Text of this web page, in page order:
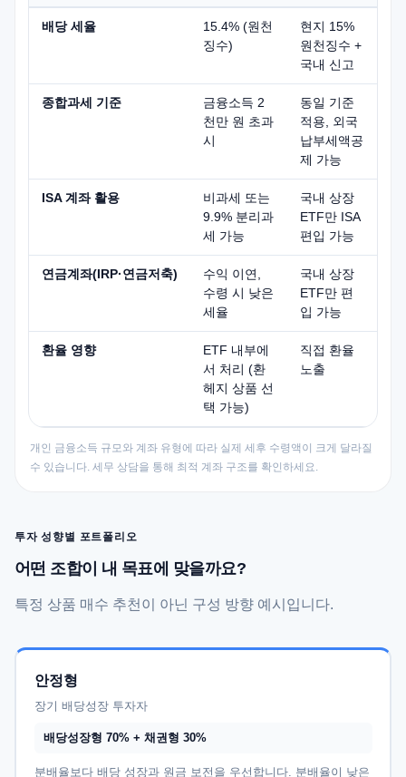
배당 세율
15.4% (원천
징수)
현지 15%
원천징수 +
국내 신고
종합과세 기준
금융소득 2
천만 원 초과
시
동일 기준
적용, 외국
납부세액공
제 가능
ISA 계좌 활용
비과세 또는
9.9% 분리과
세 가능
국내 상장
ETF만 ISA
편입 가능
연금계좌(IRP·연금저축)
수익 이연,
수령 시 낮은
세율
국내 상장
ETF만 편
입 가능
환율 영향
ETF 내부에
서 처리 (환
헤지 상품 선
택 가능)
직접 환율
노출
개인 금융소득 규모와 계좌 유형에 따라 실제 세후 수령액이 크게 달라질
수 있습니다. 세무 상담을 통해 최적 계좌 구조를 확인하세요.
투자 성향별 포트폴리오
어떤 조합이 내 목표에 맞을까요?
특정 상품 매수 추천이 아닌 구성 방향 예시입니다.
안정형
장기 배당성장 투자자
배당성장형 70% + 채권형 30%
분배율보다 배당 성장과 원금 보전을 우선합니다. 분배율이 낮은